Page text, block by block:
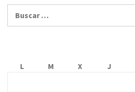
L
M X J